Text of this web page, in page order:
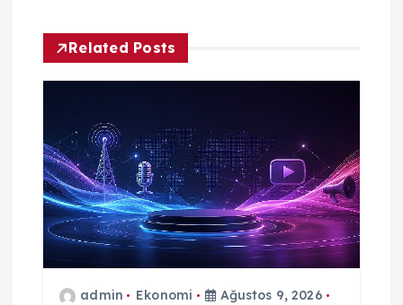
g
e
n
m
Related Posts
admin Ekonomi
Ağustos 9, 2026